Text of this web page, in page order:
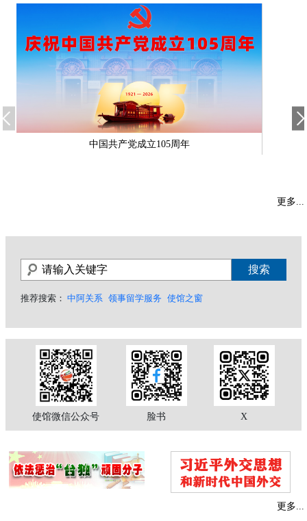
中国共产党成立105周年
更多...
推荐搜索： 中阿关系 领事留学服务 使馆之窗
使馆微信公众号 脸书 X
更多...